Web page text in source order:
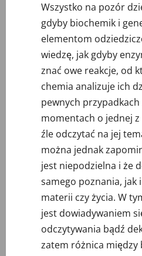
Wszystko na pozór
gdyby biochemik i
elementom
wiedzę, jak gdyby
znać owe reakcje, od
chemia analizuje ich
pewnych przypadkach
momentach o jednej
źle odczytać na jej
można jednak
jest niepodzielna i że
samego poznania, jak
materii czy życia. W
jest dowiadywaniem
odczytywania bądź
zatem różnica między